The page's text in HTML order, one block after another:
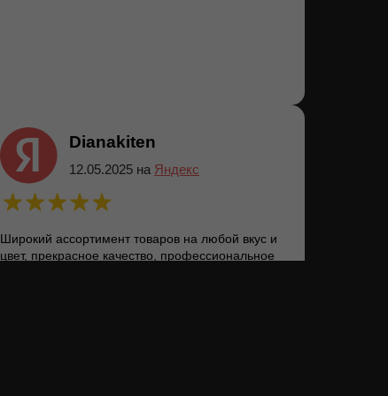
Dianakiten
Широкий ассортимент товаров на любой вкус и
цвет, прекрасное качество, профессиональное
12.05.2025 на Яндекс